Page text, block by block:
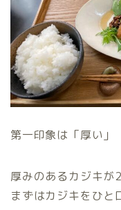
第一印象は「厚い」
厚みのあるカジキが
まずはカジキをひと